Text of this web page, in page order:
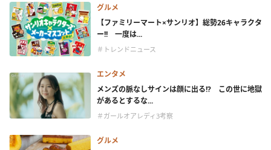
グルメ
【ファミリーマート×サンリオ】総勢26キャラクタ
ー!! 一度は...
＃トレンドニュース
エンタメ
メンズの脈なしサインは顔に出る!? この世に地獄
があるとするな...
＃ガールオアレディ3考察
グルメ